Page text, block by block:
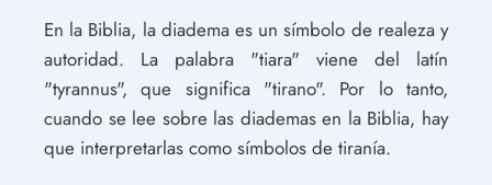
En la Biblia, la diadema es un símbolo de realeza y
autoridad. La palabra "tiara" viene del latín
"tyrannus", que significa "tirano". Por lo tanto,
cuando se lee sobre las diademas en la Biblia, hay
que interpretarlas como símbolos de tiranía.